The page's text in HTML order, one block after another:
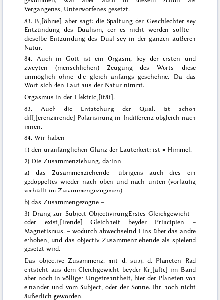
Vergangenes, Unterworfenes gesetzt.
83. B˖[öhme] aber sagt: die Spaltung der Geschlechter sey
Entzündung des Dualism, der es nicht werden sollte –
dieselbe Entzündung des Dual sey in der ganzen äußeren
Natur.
84. Auch in Gott ist ein Orgasm, bey der ersten und
zweyten (menschlichen) Zeugung des Worts diese
unmöglich ohne die gleich anfangs geschehne. Da das
Wort sich den Laut aus der Natur nimmt.
Orgasmus in der Elektric˖[ität].
83. Auch die Entstehung der Qual. ist schon
diff˖[erenziirende] Polarisirung in Indifferenz obgleich nach
innen.
84. Wir haben
1) den uranfänglichen Glanz der Lauterkeit: ist = Himmel.
2) Die Zusammenziehung, darinn
a) das Zusammenziehende –übrigens auch dies ein
gedoppeltes wieder nach oben und nach unten (vorläufig
verhüllt im Zusammengezogenen)
b) das Zusammengezogne –
3) Drang zur Subject-ObjectivirungErstes Gleichgewicht –
oder exist˖[irende] Gleichheit beyder Principien –
Magnetismus. – wodurch abwechselnd Eins über das andre
erhoben, und das objectiv Zusammenziehende als spielend
gesetzt wird.
Das objective Zusammenz. mit d. subj. d. Planeten Rad
entsteht aus dem Gleichgewicht beyder Kr˖[äfte] im Band
aber noch in völliger Ungetrenntheit, hierder Planeten von
einander und vom Subject, oder der Sonne. Ihr noch nicht
äußerlich geworden.